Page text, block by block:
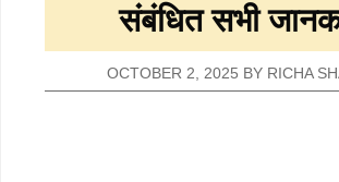
संबंधित सभी
OCTOBER 2, 2025 BY RICHA